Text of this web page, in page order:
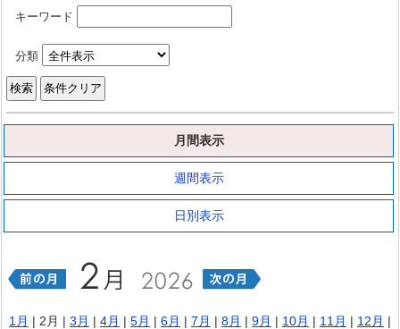
キーワード
分類
月間表示
週間表示
日別表示
1月 | 2月 | 3月 | 4月 | 5月 | 6月 | 7月 | 8月 | 9月 | 10月 | 11月 | 12月 |